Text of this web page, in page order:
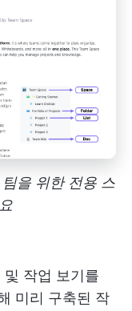
을 위한 전용 스
작업 보기를
미리 구축된 작